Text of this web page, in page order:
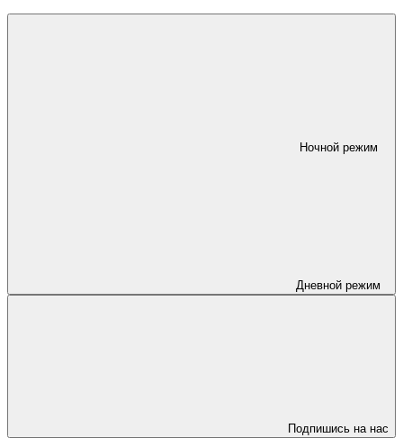
Ночной режим
Дневной режим
Подпишись на нас